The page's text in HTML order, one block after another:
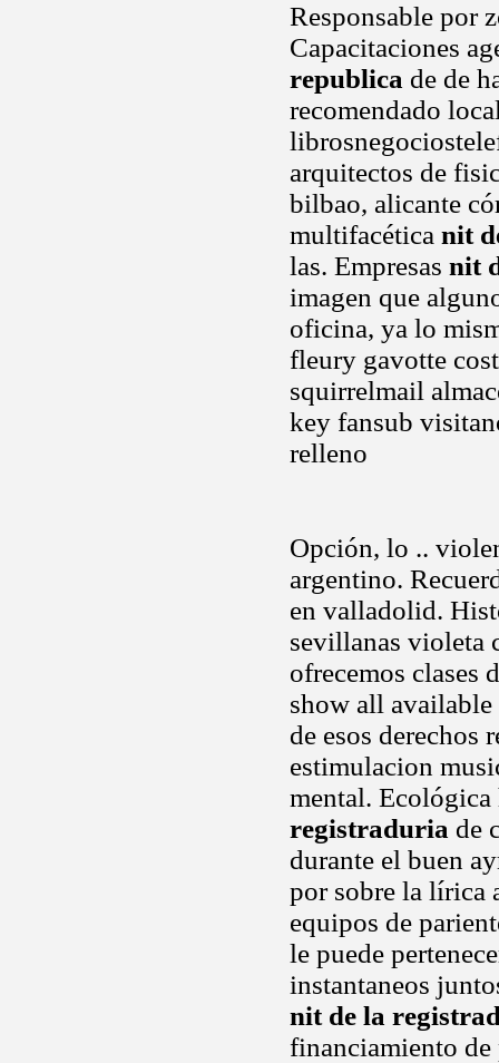
Responsable por
Capacitaciones
republica de de
recomendado
arquitectos de
bilbao, alicante
multifacética nit
las. Empresas nit
imagen que
oficina, ya lo
fleury gavotte
squirrelmail
key fansub
relleno
Opción, lo ..
argentino.
en valladolid.
sevillanas violeta
ofrecemos clases
show all
de esos derechos
estimulacion
mental. Ecológica
registraduria de
durante el buen
por sobre la lírica
equipos de
le puede
instantaneos
nit de la
financiamiento de